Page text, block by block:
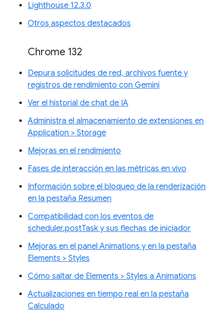
Lighthouse 12.3.0
Otros aspectos destacados
Chrome 132
Depura solicitudes de red, archivos fuente y
registros de rendimiento con Gemini
Ver el historial de chat de IA
Administra el almacenamiento de extensiones en
Application > Storage
Mejoras en el rendimiento
Fases de interacción en las métricas en vivo
Información sobre el bloqueo de la renderización
en la pestaña Resumen
Compatibilidad con los eventos de
scheduler.postTask y sus flechas de iniciador
Mejoras en el panel Animations y en la pestaña
Elements > Styles
Cómo saltar de Elements > Styles a Animations
Actualizaciones en tiempo real en la pestaña
Calculado